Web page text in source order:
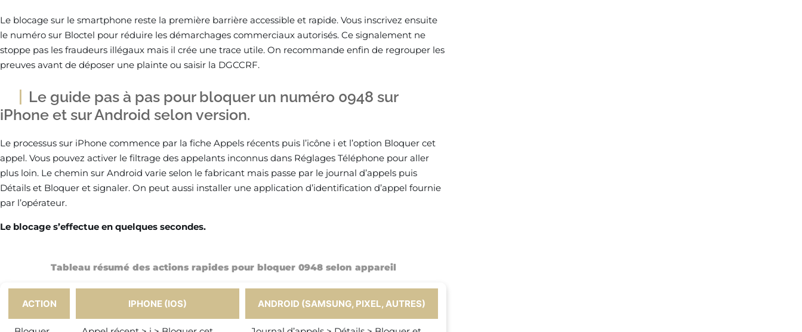
Le blocage sur le smartphone reste la première barrière accessible et rapide. Vous inscrivez ensuite
le numéro sur Bloctel pour réduire les démarchages commerciaux autorisés. Ce signalement ne
stoppe pas les fraudeurs illégaux mais il crée une trace utile. On recommande enfin de regrouper les
preuves avant de déposer une plainte ou saisir la DGCCRF.
Le guide pas à pas pour bloquer un numéro 0948 sur
iPhone et sur Android selon version.
Le processus sur iPhone commence par la fiche Appels récents puis l’icône i et l’option Bloquer cet
appel. Vous pouvez activer le filtrage des appelants inconnus dans Réglages Téléphone pour aller
plus loin. Le chemin sur Android varie selon le fabricant mais passe par le journal d’appels puis
Détails et Bloquer et signaler. On peut aussi installer une application d’identification d’appel fournie
par l’opérateur.
Le blocage s’effectue en quelques secondes.
Tableau résumé des actions rapides pour bloquer 0948 selon appareil
ACTION IPHONE (IOS) ANDROID (SAMSUNG, PIXEL, AUTRES)